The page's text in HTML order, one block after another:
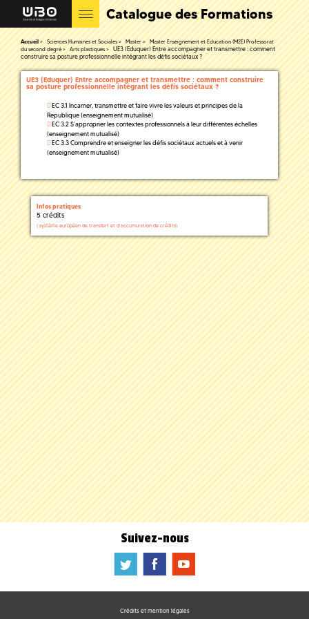
Catalogue des Formations
Accueil Sciences Humaines et Sociales Master
Master Enseignement et Education (M2E) Professorat
du second degré
Arts plastiques
UE3 (Eduquer) Entre accompagner et transmettre : comment
construire sa posture professionnelle intégrant les défis sociétaux ?
UE3 (Eduquer) Entre accompagner et transmettre : comment construire
sa posture professionnelle intégrant les défis sociétaux ?
EC 3.1 Incarner, transmettre et faire vivre les valeurs et principes de la
Republique (enseignement mutualisé)
EC 3.2 S’approprier les contextes professionnels à leur différentes échelles
(enseignement mutualisé)
EC 3.3 Comprendre et enseigner les défis sociétaux actuels et à venir
(enseignement mutualisé)
Infos pratiques
5 crédits
( système européen de transfert et d'accumulation de crédits)
Suivez-nous
a b f
Crédits et mention légales